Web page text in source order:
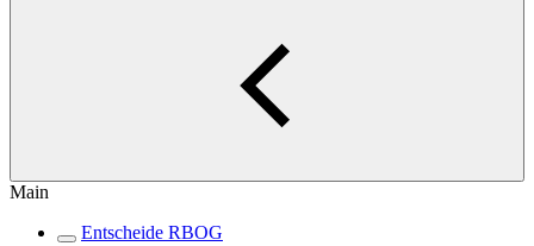
Main
Entscheide RBOG